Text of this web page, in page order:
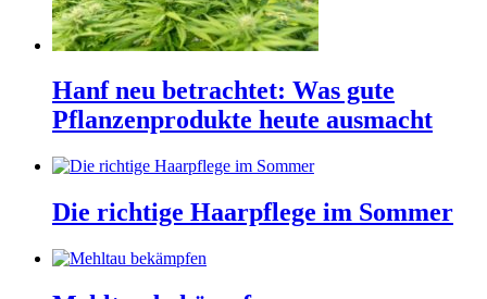
Hanf neu betrachtet: Was gute
Pflanzenprodukte heute ausmacht
Die richtige Haarpflege im Sommer